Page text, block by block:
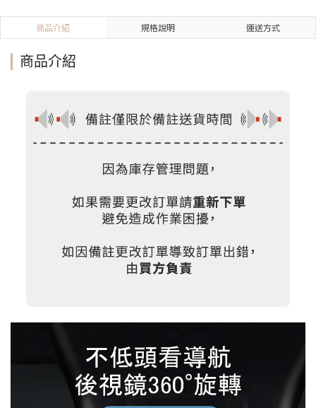
商品介紹 規格說明 運送方式
商品介紹